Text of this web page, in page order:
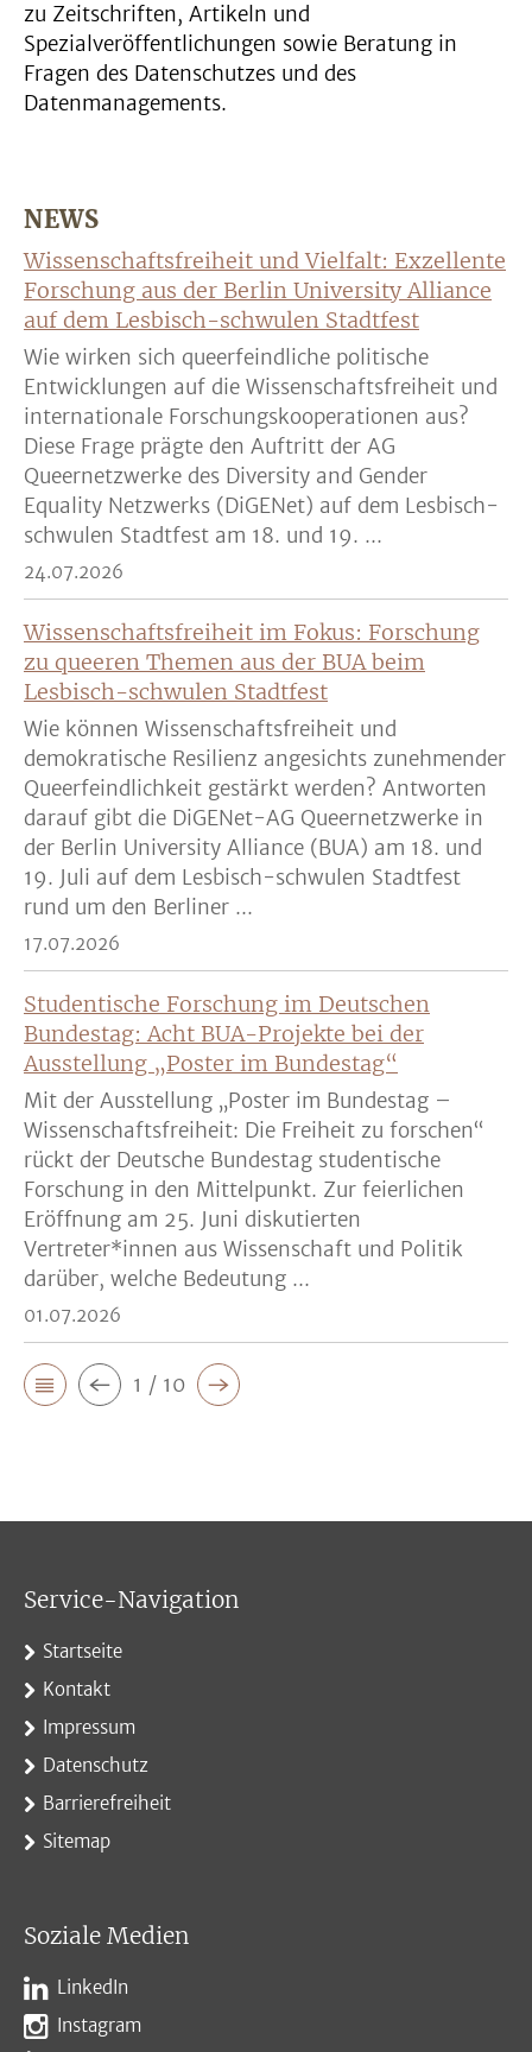
zu Zeitschriften, Artikeln und
Spezialveröffentlichungen sowie Beratung in
Fragen des Datenschutzes und des
Datenmanagements.
NEWS
Wissenschaftsfreiheit und Vielfalt: Exzellente
Forschung aus der Berlin University Alliance
auf dem Lesbisch-schwulen Stadtfest
Wie wirken sich queerfeindliche politische
Entwicklungen auf die Wissenschaftsfreiheit und
internationale Forschungskooperationen aus?
Diese Frage prägte den Auftritt der AG
Queernetzwerke des Diversity and Gender
Equality Netzwerks (DiGENet) auf dem Lesbisch-
schwulen Stadtfest am 18. und 19. ...
24.07.2026
Wissenschaftsfreiheit im Fokus: Forschung
zu queeren Themen aus der BUA beim
Lesbisch-schwulen Stadtfest
Wie können Wissenschaftsfreiheit und
demokratische Resilienz angesichts zunehmender
Queerfeindlichkeit gestärkt werden? Antworten
darauf gibt die DiGENet-AG Queernetzwerke in
der Berlin University Alliance (BUA) am 18. und
19. Juli auf dem Lesbisch-schwulen Stadtfest
rund um den Berliner ...
17.07.2026
Studentische Forschung im Deutschen
Bundestag: Acht BUA-Projekte bei der
Ausstellung „Poster im Bundestag“
Mit der Ausstellung „Poster im Bundestag –
Wissenschaftsfreiheit: Die Freiheit zu forschen“
rückt der Deutsche Bundestag studentische
Forschung in den Mittelpunkt. Zur feierlichen
Eröffnung am 25. Juni diskutierten
Vertreter*innen aus Wissenschaft und Politik
darüber, welche Bedeutung ...
01.07.2026
1 / 10
Service-Navigation
Startseite
Kontakt
Impressum
Datenschutz
Barrierefreiheit
Sitemap
Soziale Medien
LinkedIn
Instagram